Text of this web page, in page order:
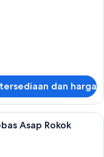
dan harga
meja kerja, tirai kedap
Asap Rokok